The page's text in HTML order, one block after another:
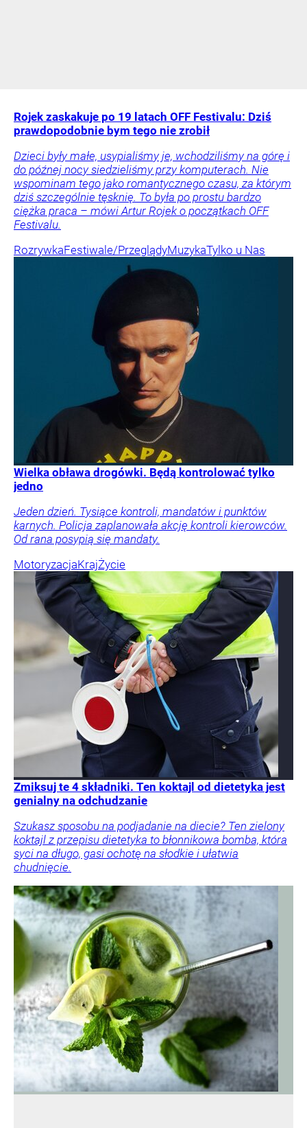
Rojek zaskakuje po 19 latach OFF Festivalu: Dziś
prawdopodobnie bym tego nie zrobił
Dzieci były małe, usypialiśmy je, wchodziliśmy na górę i
do późnej nocy siedzieliśmy przy komputerach. Nie
wspominam tego jako romantycznego czasu, za którym
dziś szczególnie tęsknię. To była po prostu bardzo
ciężka praca – mówi Artur Rojek o początkach OFF
Festivalu.
RozrywkaFestiwale/PrzeglądyMuzykaTylko u Nas
Wielka obława drogówki. Będą kontrolować tylko
jedno
Jeden dzień. Tysiące kontroli, mandatów i punktów
karnych. Policja zaplanowała akcję kontroli kierowców.
Od rana posypią się mandaty.
MotoryzacjaKrajŻycie
Zmiksuj te 4 składniki. Ten koktajl od dietetyka jest
genialny na odchudzanie
Szukasz sposobu na podjadanie na diecie? Ten zielony
koktajl z przepisu dietetyka to błonnikowa bomba, która
syci na długo, gasi ochotę na słodkie i ułatwia
chudnięcie.